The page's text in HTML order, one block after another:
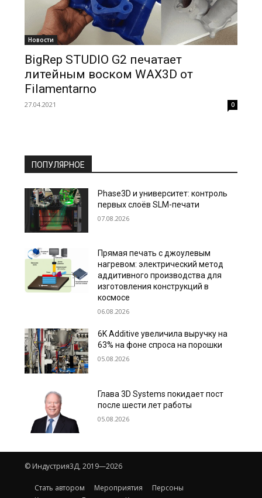
Новости
BigRep STUDIO G2 печатает
литейным воском WAX3D от
Filamentarno
27.04.2021 0
ПОПУЛЯРНОЕ
Phase3D и университет: контроль
первых слоёв SLM-печати
07.08.2026
Прямая печать с джоулевым
нагревом: электрический метод
аддитивного производства для
изготовления конструкций в
космосе
06.08.2026
6K Additive увеличила выручку на
63% на фоне спроса на порошки
05.08.2026
Глава 3D Systems покидает пост
после шести лет работы
05.08.2026
© Индустрия3Д, 2019—2026
Стать автором Мероприятия
Персоны